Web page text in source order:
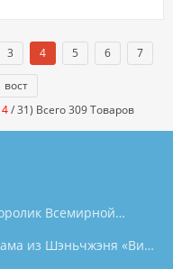
3 4 5 6 7
вост
4/ 31) Всего 309 Товаров
Всемирной
года: Аньхой
из Шэньчжэня «Вин